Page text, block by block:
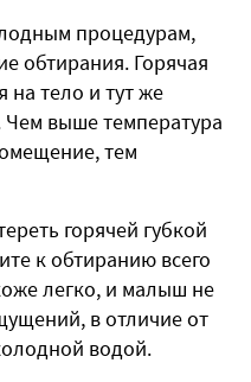
процедурам,
обтирания. Горячая
на тело и тут же
Чем выше температура
тем
горячей губкой
к обтиранию всего
легко, и малыш не
в отличие от
водой.